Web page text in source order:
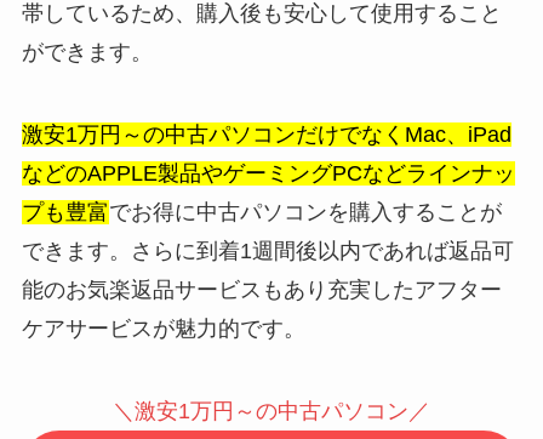
帯しているため、購入後も安心して使用すること
ができます。
激安1万円～の中古パソコンだけでなくMac、iPad
などのAPPLE製品やゲーミングPCなどラインナッ
プも豊富でお得に中古パソコンを購入することが
できます。さらに到着1週間後以内であれば返品可
能のお気楽返品サービスもあり充実したアフター
ケアサービスが魅力的です。
＼激安1万円～の中古パソコン／